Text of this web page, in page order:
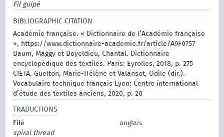
Fil guipé
BIBLIOGRAPHIC CITATION
Académie française. « Dictionnaire de l’Académie française
», https://www.dictionnaire-academie.fr/article/A9F0757
Baum, Maggy et Boyeldieu, Chantal. Dictionnaire
encyclopédique des textiles. Paris: Eyrolles, 2018, p. 275
CIETA, Guelton, Marie-Hélène et Valansot, Odile (dir.).
Vocabulaire technique français Lyon: Centre international
d’étude des textiles anciens, 2020, p. 20
TRADUCTIONS
Filé
anglais
spiral thread